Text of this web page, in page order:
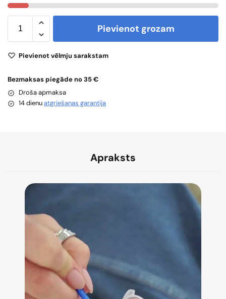
Pievienot grozam
Pievienot vēlmju sarakstam
Bezmaksas piegāde no 35 €
Droša apmaksa
14 dienuatgriešanas garantija
Apraksts